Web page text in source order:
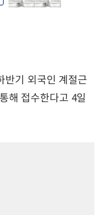
반기 외국인 계절근
해 접수한다고 4일